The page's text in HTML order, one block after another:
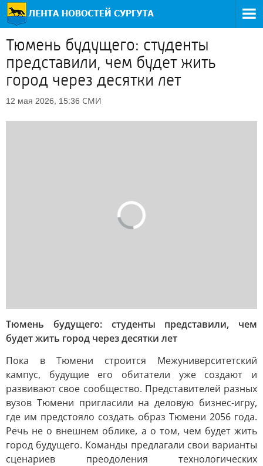
Тюмень будущего: студенты
представили, чем будет жить
город через десятки лет
12 мая 2026, 15:36 СМИ
Тюмень будущего: студенты представили, чем
будет жить город через десятки лет
Пока в Тюмени строится Межуниверситетский
кампус, будущие его обитатели уже создают и
развивают свое сообщество. Представителей разных
вузов Тюмени пригласили на деловую бизнес-игру,
где им предстояло создать образ Тюмени 2056 года.
Речь не о внешнем облике, а о том, чем будет жить
город будущего. Команды предлагали свои варианты
сценариев преодоления технологических